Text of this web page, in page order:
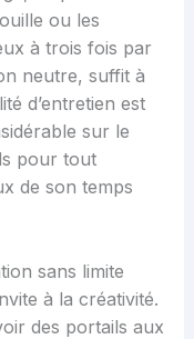
ou les
à trois fois par
neutre, suffit à
d’entretien est
sur le
pour tout
de son temps
sans limite
à la créativité.
des portails aux